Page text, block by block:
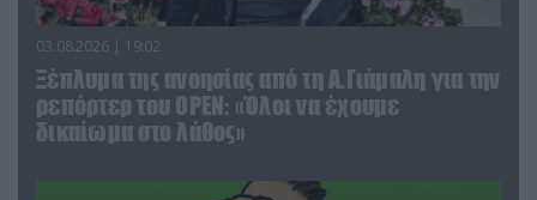
03.08.2026 | 19:02
Ξέπλυμα της ανοησίας από τη Α.Γιάμαλη για την
ρεπόρτερ του ΟΡΕΝ: «Όλοι να έχουμε
δικαίωμα στο λάθος»